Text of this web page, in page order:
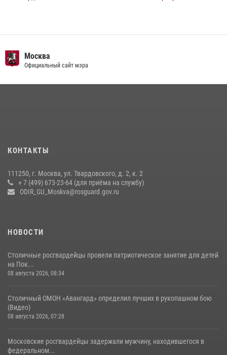
чемпионат по самбо (виео)
15 июля 2026, 14:00 8
матче в Москве обеспечила Росгвардия (видео)
Росгвардецы проверили места массового пребывания молодежи в
Москва
Официальный сайт мэра
КОНТАКТЫ
111250, г. Москва, ул. Твардовского, д. 2, к. 2
+ 7 (499) 673-23-64 (для приёма на службу)
ODIR_GU_Moskva@rosguard.gov.ru
НОВОСТИ
Столичные росгвардейцы провели патриотическое занятие для детей
на Пок...
08 августа 2026, 08:34
Столичный ОМОН «Авангард» определил лучших в рукопашном бою
(Видео)
08 августа 2026, 07:28
Московские росгвардейцы задержали мужчину, находившегося в
федеральном...